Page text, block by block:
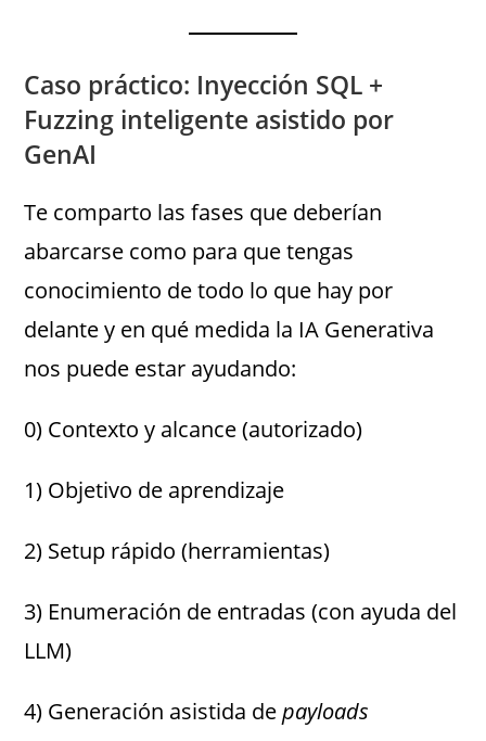
Caso práctico: Inyección SQL +
Fuzzing inteligente asistido por
GenAI
Te comparto las fases que deberían
abarcarse como para que tengas
conocimiento de todo lo que hay por
delante y en qué medida la IA Generativa
nos puede estar ayudando:
0) Contexto y alcance (autorizado)
1) Objetivo de aprendizaje
2) Setup rápido (herramientas)
3) Enumeración de entradas (con ayuda del
LLM)
4) Generación asistida depayloads